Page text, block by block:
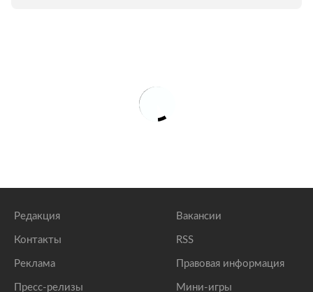
Редакция
Контакты
Реклама
Пресс-релизы
Вакансии
RSS
Правовая информация
Мини-игры